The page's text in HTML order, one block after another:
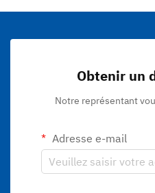
Obtenir un
Notre représentant
Adresse e-mail